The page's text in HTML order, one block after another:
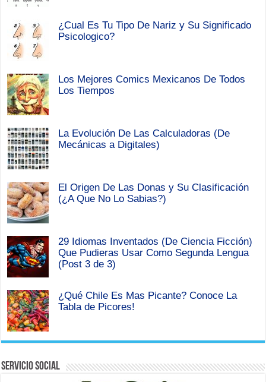
¿Cual Es Tu Tipo De Nariz y Su Significado
Psicologico?
Los Mejores Comics Mexicanos De Todos
Los Tiempos
La Evolución De Las Calculadoras (De
Mecánicas a Digitales)
El Origen De Las Donas y Su Clasificación
(¿A Que No Lo Sabias?)
29 Idiomas Inventados (De Ciencia Ficción)
Que Pudieras Usar Como Segunda Lengua
(Post 3 de 3)
¿Qué Chile Es Mas Picante? Conoce La
Tabla de Picores!
Servicio Social